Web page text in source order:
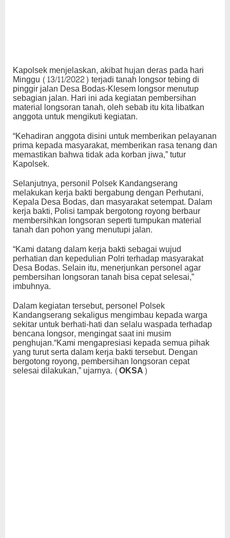
Kapolsek menjelaskan, akibat hujan deras pada hari
Minggu (13/11/2022) terjadi tanah longsor tebing di
pinggir jalan Desa Bodas-Klesem longsor menutup
sebagian jalan. Hari ini ada kegiatan pembersihan
material longsoran tanah, oleh sebab itu kita libatkan
anggota untuk mengikuti kegiatan.
“Kehadiran anggota disini untuk memberikan pelayanan
prima kepada masyarakat, memberikan rasa tenang dan
memastikan bahwa tidak ada korban jiwa,” tutur
Kapolsek.
Selanjutnya, personil Polsek Kandangserang
melakukan kerja bakti bergabung dengan Perhutani,
Kepala Desa Bodas, dan masyarakat setempat. Dalam
kerja bakti, Polisi tampak bergotong royong berbaur
membersihkan longsoran seperti tumpukan material
tanah dan pohon yang menutupi jalan.
“Kami datang dalam kerja bakti sebagai wujud
perhatian dan kepedulian Polri terhadap masyarakat
Desa Bodas. Selain itu, menerjunkan personel agar
pembersihan longsoran tanah bisa cepat selesai,”
imbuhnya.
Dalam kegiatan tersebut, personel Polsek
Kandangserang sekaligus mengimbau kepada warga
sekitar untuk berhati-hati dan selalu waspada terhadap
bencana longsor, mengingat saat ini musim
penghujan.“Kami mengapresiasi kepada semua pihak
yang turut serta dalam kerja bakti tersebut. Dengan
bergotong royong, pembersihan longsoran cepat
selesai dilakukan,” ujarnya. (OKSA)